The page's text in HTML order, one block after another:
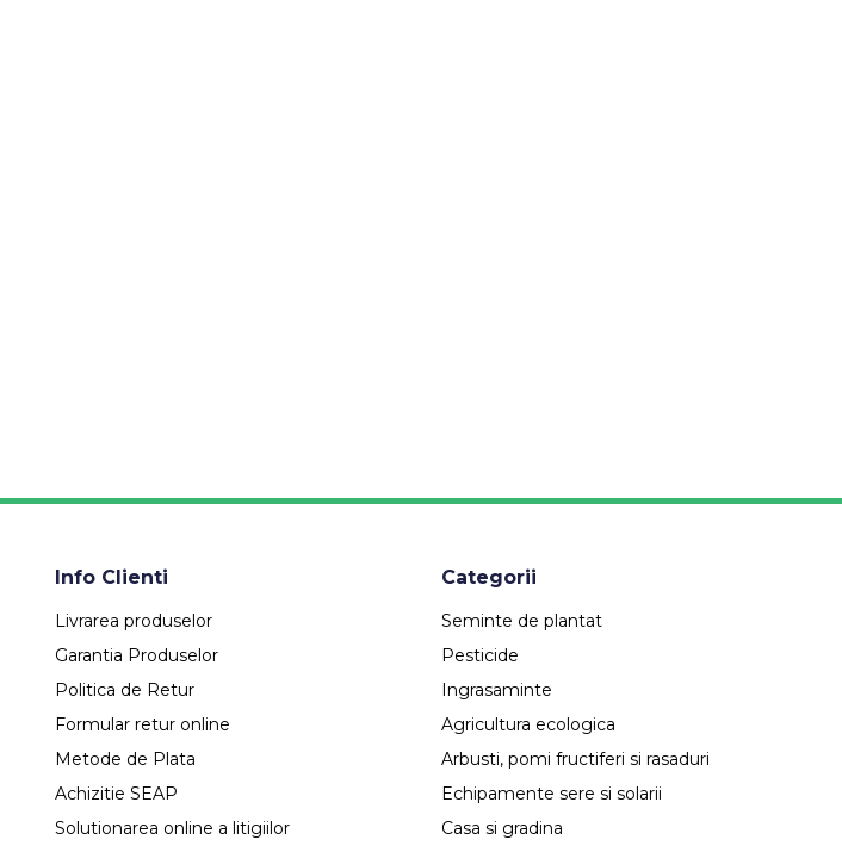
Info Clienti
Livrarea produselor
Garantia Produselor
Politica de Retur
Formular retur online
Metode de Plata
Achizitie SEAP
Solutionarea online a litigiilor
Categorii
Seminte de plantat
Pesticide
Ingrasaminte
Agricultura ecologica
Arbusti, pomi fructiferi si rasaduri
Echipamente sere si solarii
Casa si gradina